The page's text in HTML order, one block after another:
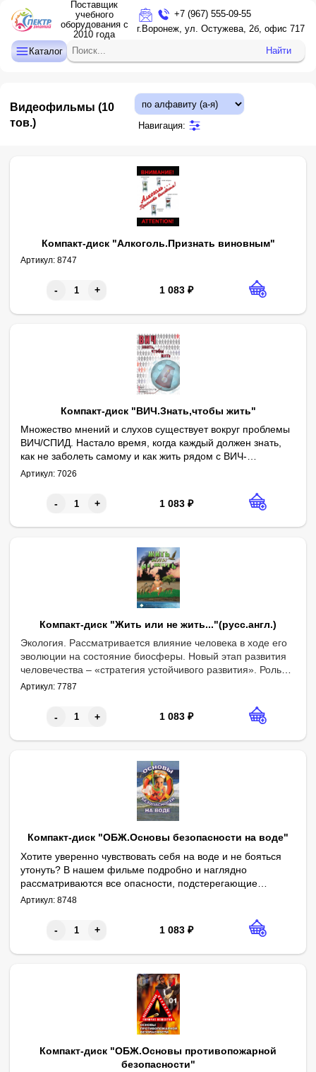
Поставщик
учебного
оборудования с
2010 года
+7 (967) 555-09-55
г.Воронеж, ул. Остужева, 2б, офис 717
Каталог
ДЕТСКИЙ САД
НАЧАЛЬНАЯ ШКОЛА
ДОПОЛНИТЕЛЬНОЕ ОБРАЗОВАНИЕ
КАБИНЕТ ЛОГОПЕДА/ПСИХОЛОГА
Найти
Видеофильмы (10
тов.)
Навигация:
Компакт-диск "Алкоголь.Признать виновным"
Артикул: 8747
- + 1 083 ₽
Компакт-диск "ВИЧ.Знать,чтобы жить"
Множество мнений и слухов существует вокруг проблемы
ВИЧ/СПИД. Настало время, когда каждый должен знать,
как не заболеть самому и как жить рядом с ВИЧ-
инфицированными людьми.
Артикул: 7026
- + 1 083 ₽
Компакт-диск "Жить или не жить..."(русс.англ.)
Экология. Рассматривается влияние человека в ходе его
эволюции на состояние биосферы. Новый этап развития
человечества – «стратегия устойчивого развития». Роль
России в переходе на ноосферный путь развития».
Артикул: 7787
- + 1 083 ₽
Компакт-диск "ОБЖ.Основы безопасности на воде"
Хотите уверенно чувствовать себя на воде и не бояться
утонуть? В нашем фильме подробно и наглядно
рассматриваются все опасности, подстерегающие
любителей плавания, и способы спасения на воде.
Артикул: 8748
- + 1 083 ₽
Компакт-диск "ОБЖ.Основы противопожарной
безопасности"